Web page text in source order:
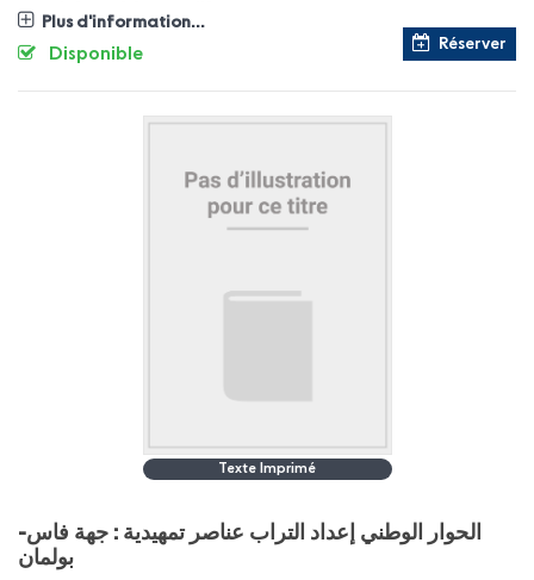
Plus d'information...
Réserver
Disponible
Texte Imprimé
الحوار الوطني إعداد التراب عناصر تمهيدية : جهة فاس-
بولمان